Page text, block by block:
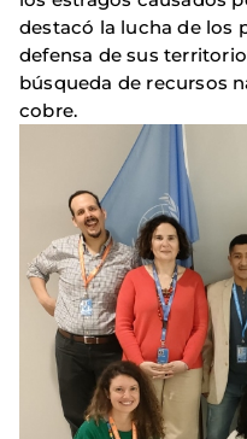
destacó la lucha de los
defensa de sus
búsqueda de recursos
cobre.